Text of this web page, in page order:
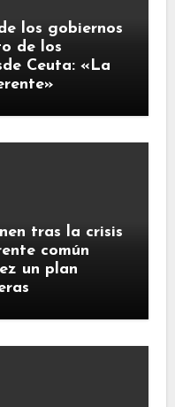
los gobiernos
de los
Ceuta: «La
tras la crisis
común
un plan